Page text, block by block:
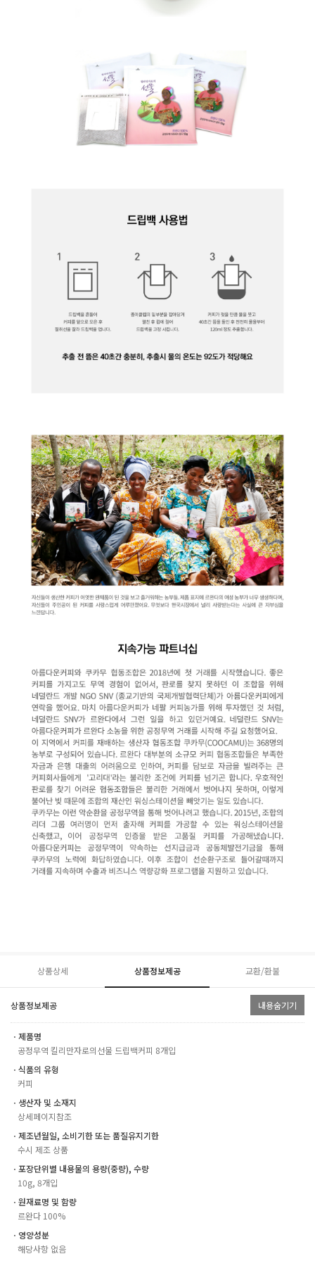
상품상세 상품정보제공 교환/환불
상품정보제공 내용숨기기
ㆍ제품명
공정무역 킬리만자로의선물 드립백커피 8개입
ㆍ식품의 유형
커피
ㆍ생산자 및 소재지
상세페이지참조
ㆍ제조년월일, 소비기한 또는 품질유지기한
수시 제조 상품
ㆍ포장단위별 내용물의 용량(중량), 수량
10g, 8개입
ㆍ원재료명 및 함량
르완다 100%
ㆍ영양성분
해당사항 없음